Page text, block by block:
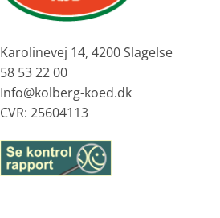
Karolinevej 14, 4200 Slagelse
58 53 22 00
Info@kolberg-koed.dk
CVR: 25604113